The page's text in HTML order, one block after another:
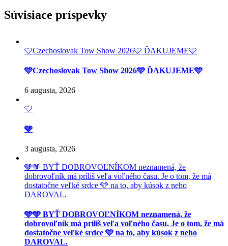
Súvisiace príspevky
🩵Czechoslovak Tow Show 2026🩵 ĎAKUJEME🩵
🩵Czechoslovak Tow Show 2026🩵 ĎAKUJEME🩵
6 augusta, 2026
🩵
🩵
3 augusta, 2026
🩵🩵 BYŤ DOBROVOĽNÍKOM neznamená, že
dobrovoľník má príliš veľa voľného času. Je o tom, že má
dostatočne veľké srdce 🩵 na to, aby kúsok z neho
DAROVAL.
🩵🩵 BYŤ DOBROVOĽNÍKOM neznamená, že
dobrovoľník má príliš veľa voľného času. Je o tom, že má
dostatočne veľké srdce 🩵 na to, aby kúsok z neho
DAROVAL.